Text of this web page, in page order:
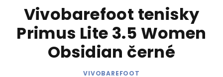
košík
Vivobarefoot tenisky
Primus Lite 3.5 Women
Obsidian černé
VIVOBAREFOOT